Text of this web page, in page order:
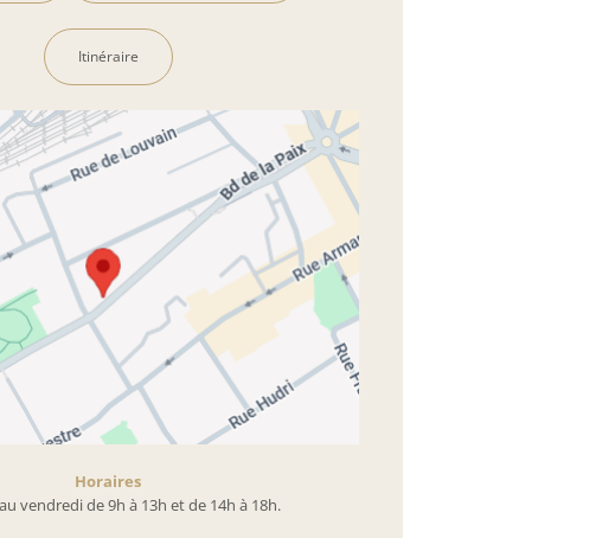
Itinéraire
Horaires
vendredi de 9h à 13h et de 14h à 18h.